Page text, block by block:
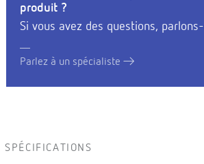
produit ?
Si vous avez des questions,
Parlez à un spécialiste
SPÉCIFICATIONS